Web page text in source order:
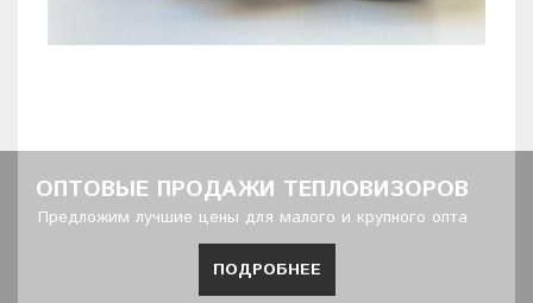
ОПТОВЫЕ ПРОДАЖИ ТЕПЛОВИЗОРОВ
Предложим лучшие цены для малого и крупного опта
ПОДРОБНЕЕ